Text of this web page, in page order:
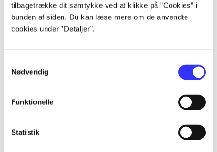
tilbagetrække dit samtykke ved at klikke på ”Cookies” i
bunden af siden. Du kan læse mere om de anvendte
cookies under ”Detaljer”.
Nødvendig
Funktionelle
Statistik